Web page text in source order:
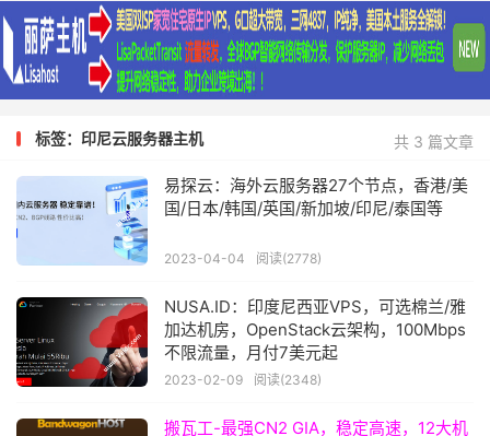
共 3 篇文章
标签：印尼云服务器主机
易探云：海外云服务器27个节点，香港/美
国/日本/韩国/英国/新加坡/印尼/泰国等
2023-04-04 阅读(2778)
NUSA.ID：印度尼西亚VPS，可选棉兰/雅
加达机房，OpenStack云架构，100Mbps
不限流量，月付7美元起
2023-02-09 阅读(2348)
搬瓦工-最强CN2 GIA，稳定高速，12大机